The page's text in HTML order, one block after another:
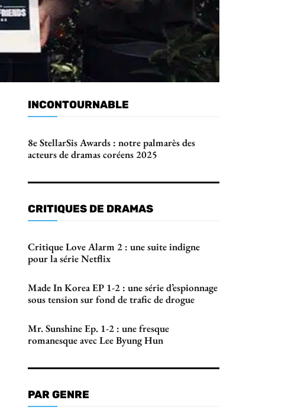
INCONTOURNABLE
8e StellarSis Awards : notre palmarès des
acteurs de dramas coréens 2025
CRITIQUES DE DRAMAS
Critique Love Alarm 2 : une suite indigne
pour la série Netflix
Made In Korea EP 1-2 : une série d’espionnage
sous tension sur fond de trafic de drogue
Mr. Sunshine Ep. 1-2 : une fresque
romanesque avec Lee Byung Hun
PAR GENRE